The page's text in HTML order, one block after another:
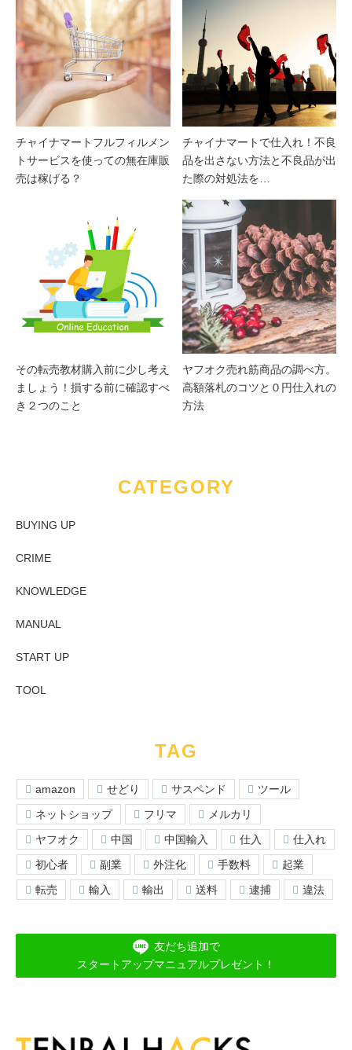
チャイナマートフルフィルメン
トサービスを使っての無在庫販
売は稼げる？
チャイナマートで仕入れ！不良
品を出さない方法と不良品が出
た際の対処法を…
その転売教材購入前に少し考え
ましょう！損する前に確認すべ
き２つのこと
ヤフオク売れ筋商品の調べ方。
高額落札のコツと０円仕入れの
方法
CATEGORY
BUYING UP
CRIME
KNOWLEDGE
MANUAL
START UP
TOOL
TAG
amazon せどり サスペンド
ツール
ネットショップ
フリマ
メルカリ
ヤフオク
中国 中国輸入 仕入
仕入れ
初心者
副業 外注化 手数料
起業
転売
輸入 輸出 送料 逮捕 違法
友だち追加で
スタートアップマニュアルプレゼント！